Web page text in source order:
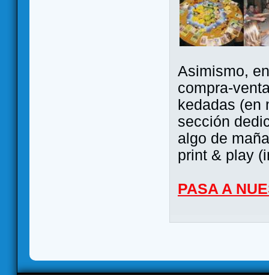
Asimismo,
compra-
kedadas (en
sección
algo de
print & play
PASA A